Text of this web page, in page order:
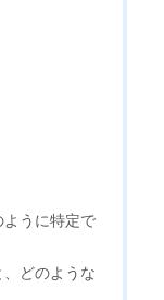
ように特定で
、どのような